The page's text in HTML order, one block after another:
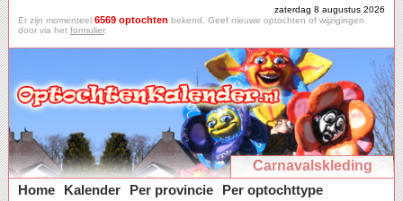
zaterdag 8 augustus 2026
Er zijn momenteel 6569 optochten bekend. Geef nieuwe optochten of wijzigingen
door via het formulier.
Carnavalskleding
Home
Kalender Per provincie
Per optochttype